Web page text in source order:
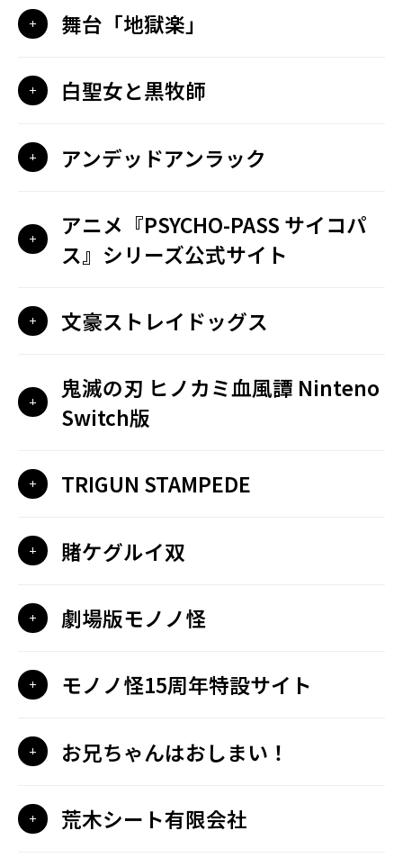
舞台「地獄楽」
白聖女と黒牧師
アンデッドアンラック
アニメ『PSYCHO-PASS サイコパ
ス』シリーズ公式サイト
文豪ストレイドッグス
鬼滅の刃 ヒノカミ血風譚 Ninteno
Switch版
TRIGUN STAMPEDE
賭ケグルイ双
劇場版モノノ怪
モノノ怪15周年特設サイト
お兄ちゃんはおしまい！
荒木シート有限会社